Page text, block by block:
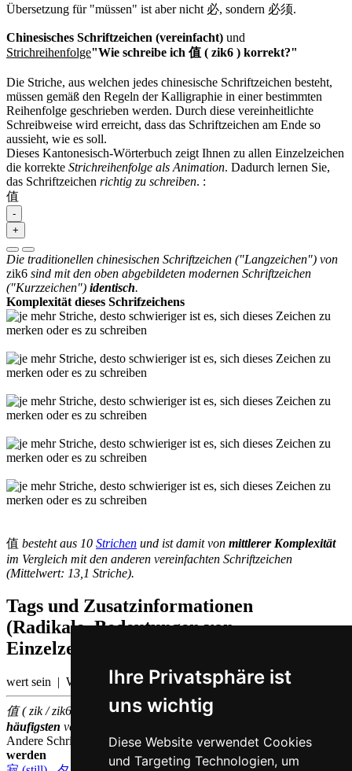
Ihre Privatsphäre ist
uns wichtig
Diese Website verwendet Cookies
und Targeting Technologien, um
Übersetzung für "müssen" ist aber nicht 必, sondern 必须.
Chinesisches Schriftzeichen (vereinfacht) und
Strichreihenfolge"Wie schreibe ich 值 ( zik6 ) korrekt?"
Die Striche, aus welchen jedes chinesische Schriftzeichen besteht,
müssen gemäß den Regeln der Kalligraphie in einer bestimmten
Reihenfolge geschrieben werden. Durch diese vereinheitlichte
Schreibweise wird erreicht, dass das Schriftzeichen am Ende so
aussieht, wie es soll.
Dieses Kantonesisch-Wörterbuch zeigt Ihnen zu allen Einzelzeichen
die korrekte Strichreihenfolge als Animation. Dadurch lernen Sie,
das Schriftzeichen richtig zu schreiben. :
值
-
+
Die traditionellen chinesischen Schriftzeichen ("Langzeichen") von
zik6 sind mit den oben abgebildeten modernen Schriftzeichen
("Kurzzeichen") identisch.
Komplexität dieses Schrifzeichens
值 besteht aus 10 Strichen und ist damit von mittlerer Komplexität
im Vergleich mit den anderen vereinfachten Schriftzeichen
(Mittelwert: 13,1 Striche).
Tags und Zusatzinformationen
(Radikale, Bedeutungen von
Einzelzeichen, Komposita etc.)
wert sein | Wert
值 ( zik / zik6 ) gehört zu den1000im chinesischen Sprachraum am
häufigsten verwendeten
Andere Schriftzeichen, die auf Kantonesischzik6 ausgesprochen
werden